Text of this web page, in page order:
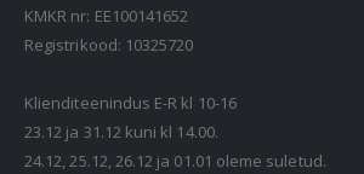
KMKR nr: EE100141652
Registrikood: 10325720
Klienditeenindus E-R kl 10-16
23.12 ja 31.12 kuni kl 14.00.
24.12, 25.12, 26.12 ja 01.01 oleme suletud.